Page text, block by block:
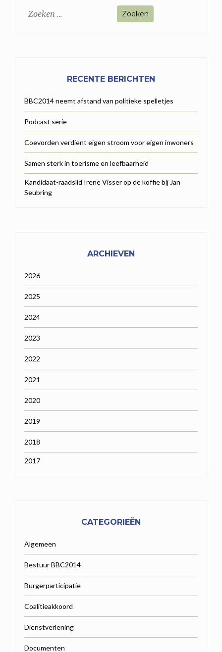
Zoeken
RECENTE BERICHTEN
BBC2014 neemt afstand van politieke spelletjes
Podcast serie
Coevorden verdient eigen stroom voor eigen inwoners
Samen sterk in toerisme en leefbaarheid
Kandidaat-raadslid Irene Visser op de koffie bij Jan
Seubring
ARCHIEVEN
2026
2025
2024
2023
2022
2021
2020
2019
2018
2017
CATEGORIEËN
Algemeen
Bestuur BBC2014
Burgerparticipatie
Coalitieakkoord
Dienstverlening
Documenten